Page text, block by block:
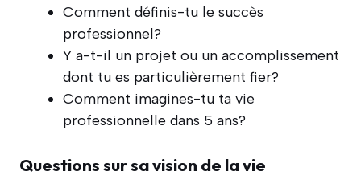
Comment définis-tu le succès
professionnel?
Y a-t-il un projet ou un accomplissement
dont tu es particulièrement fier?
Comment imagines-tu ta vie
professionnelle dans 5 ans?
Questions sur sa vision de la vie